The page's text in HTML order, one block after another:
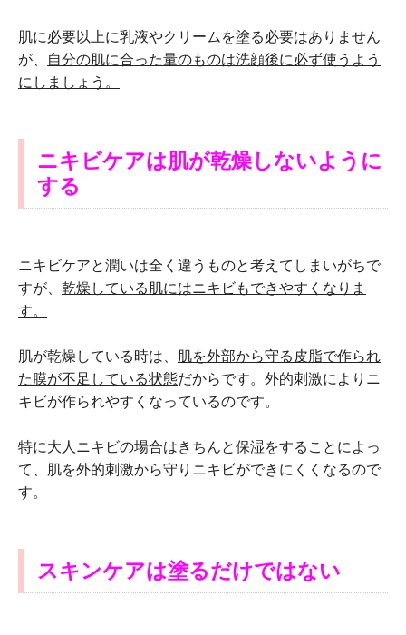
肌に必要以上に乳液やクリームを塗る必要はありません
が、
自分の肌に合った量のものは洗顔後に必ず使うよう
にしましょう。
ニキビケアは肌が乾燥しないように
する
ニキビケアと潤いは全く違うものと考えてしまいがちで
すが、 乾燥している肌にはニキビもできやすくなりま
す。
肌が乾燥している時は、
肌を外部から守る皮脂で作られ
た膜が不足している状態だからです。外的刺激によりニ
キビが作られやすくなっているのです。
特に大人ニキビの場合はきちんと保湿をすることによっ
て、肌を外的刺激から守りニキビができにくくなるので
す。
スキンケアは塗るだけではない